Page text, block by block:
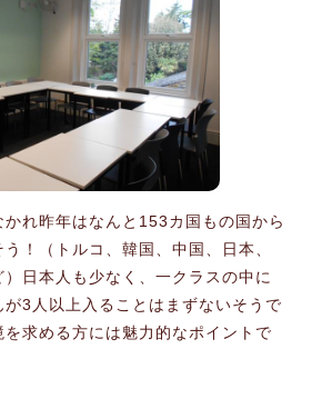
れ昨年はなんと153カ国もの国から
！（トルコ、韓国、中国、日本、
日本人も少なく、一クラスの中に
3人以上入ることはまずないそうで
求める方には魅力的なポイントで